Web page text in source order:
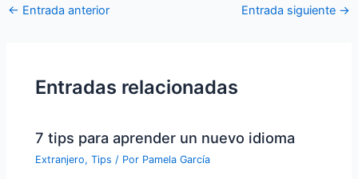
← Entrada anterior Entrada siguiente →
Entradas relacionadas
7 tips para aprender un nuevo idioma
Extranjero,Tips / Por Pamela García